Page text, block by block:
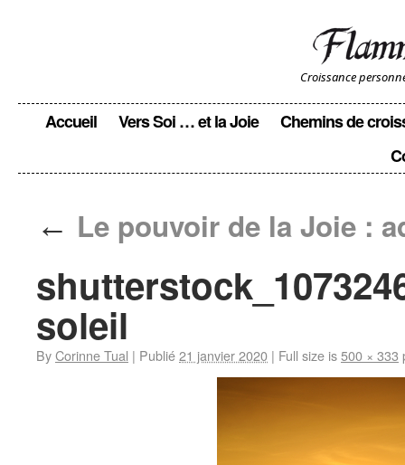
Croissance
Accueil Vers Soi … et la Joie
Chemins de
← Le pouvoir de la Joie :
soleil
ByCorinne Tual | Publié21 janvier 2020 | Full size is500 × 333